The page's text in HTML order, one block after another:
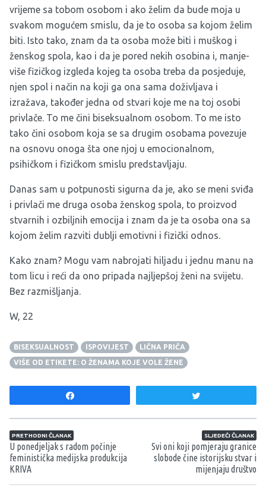
vrijeme sa tobom osobom i ako želim da bude moja u
svakom mogućem smislu, da je to osoba sa kojom želim
biti. Isto tako, znam da ta osoba može biti i muškog i
ženskog spola, kao i da je pored nekih osobina i, manje-
više fizičkog izgleda kojeg ta osoba treba da posjeduje,
njen spol i način na koji ga ona sama doživljava i
izražava, također jedna od stvari koje me na toj osobi
privlače. To me čini biseksualnom osobom. To me isto
tako čini osobom koja se sa drugim osobama povezuje
na osnovu onoga šta one njoj u emocionalnom,
psihičkom i fizičkom smislu predstavljaju.
Danas sam u potpunosti sigurna da je, ako se meni sviđa
i privlači me druga osoba ženskog spola, to proizvod
stvarnih i ozbiljnih emocija i znam da je ta osoba ona sa
kojom želim razviti dublji emotivni i fizički odnos.
Kako znam? Mogu vam nabrojati hiljadu i jednu manu na
tom licu i reći da ono pripada najljepšoj ženi na svijetu.
Bez razmišljanja.
W, 22
BISEKSUALNOST ISPOVIJEST
LIČNA PRIČA
VIŠE OD ETIKETE: O ŽENAMA KOJE VOLE ŽENE
Navigacija članaka
PRETHODNI ČLANAK
U ponedjeljak s radom počinje
feministička medijska produkcija
KRIVA
SLJEDEĆI ČLANAK
Svi oni koji pomjeraju granice
slobode čine istorijsku stvar i
mijenjaju društvo